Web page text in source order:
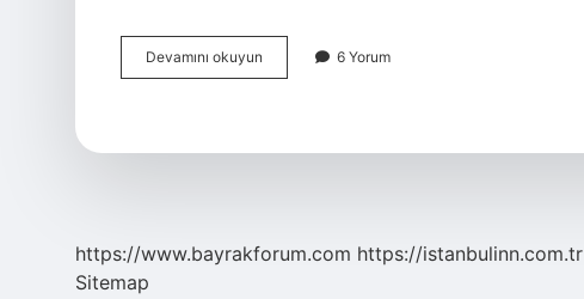
Devamını okuyun
Okumak
6 Yorum
https://www.bayrakforum.com https://istanbulinn.com.tr
Sitemap